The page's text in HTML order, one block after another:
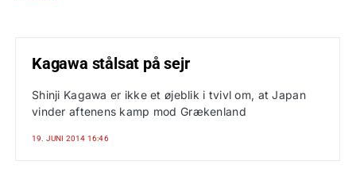
Kagawa stålsat på sejr
Shinji Kagawa er ikke et øjeblik i tvivl om, at Japan
vinder aftenens kamp mod Grækenland
19. JUNI 2014 16:46